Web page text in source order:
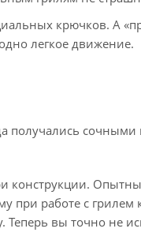
крючков. А
легкое движение.
получались
конструкции.
при работе с
Теперь вы точно не